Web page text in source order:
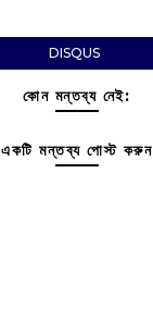
DISQUS
কোন মন্তব্য নেই:
একটি মন্তব্য পোস্ট করুন